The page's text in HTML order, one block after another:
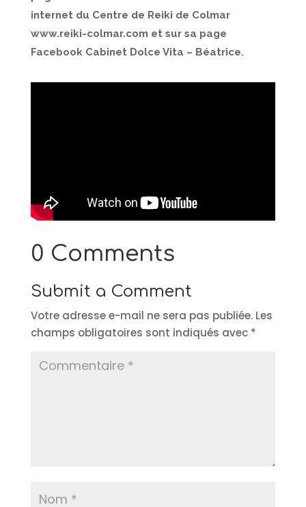
internet du Centre de Reiki de Colmar
www.reiki-colmar.com et sur sa page
Facebook Cabinet Dolce Vita – Béatrice.
0 Comments
Submit a Comment
Votre adresse e-mail ne sera pas publiée. Les
champs obligatoires sont indiqués avec *